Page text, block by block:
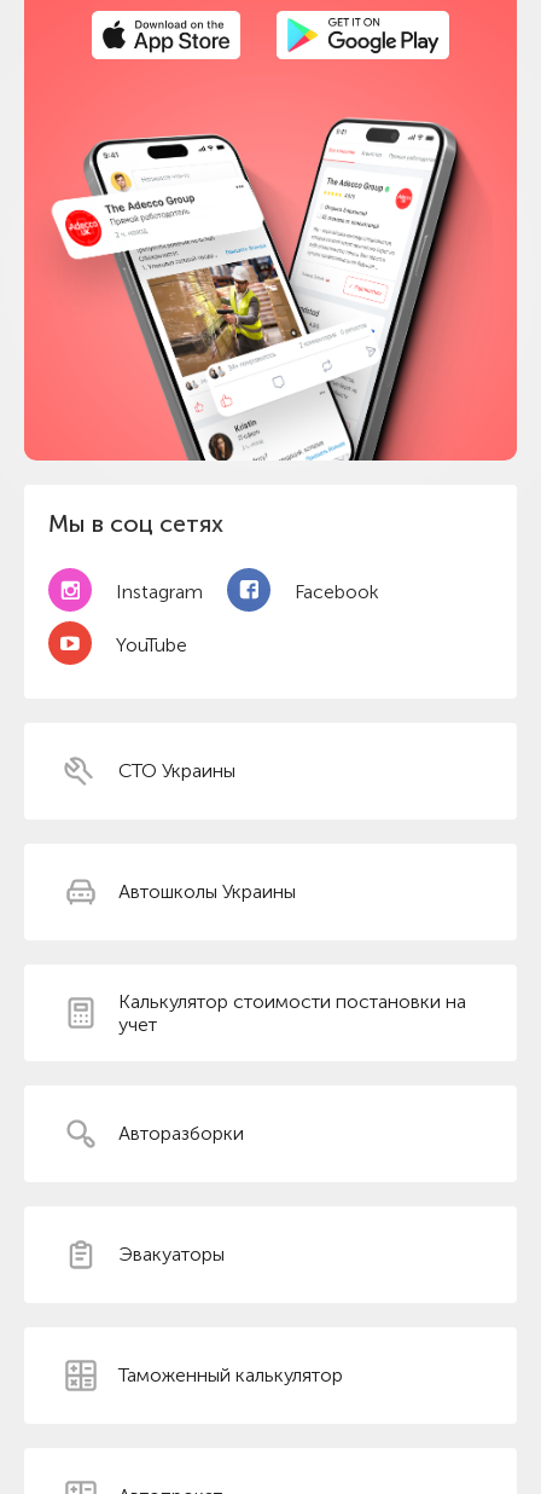
Мы в соц сетях
Instagram Facebook
YouTube
СТО Украины
Автошколы Украины
Калькулятор стоимости постановки на
учет
Авторазборки
Эвакуаторы
Таможенный калькулятор